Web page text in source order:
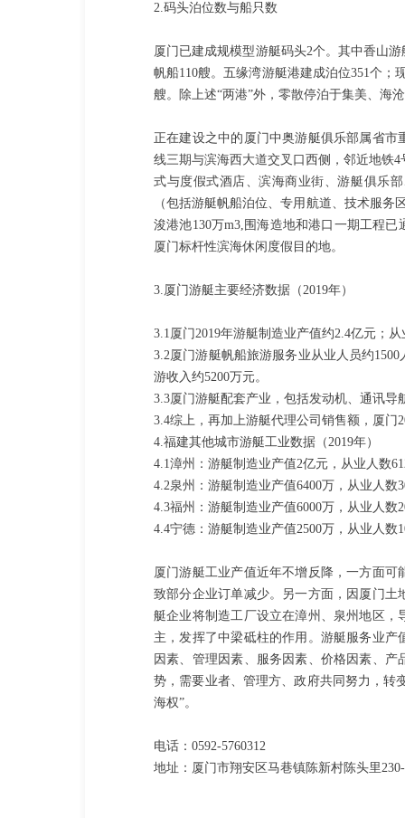
2.码头泊位数与船只数
厦门已建成规模型游艇码头2个。其中香山
帆船110艘。五缘湾游艇港建成泊位351个；
艘。除上述“两港”外，零散停泊于集美、海
正在建设之中的厦门中奥游艇俱乐部属省
线三期与滨海西大道交叉口西侧，邻近地铁
式与度假式酒店、滨海商业街、游艇俱乐
（包括游艇帆船泊位、专用航道、技术服
浚港池130万m3,围海造地和港口一期工程
厦门标杆性滨海休闲度假目的地。
3.厦门游艇主要经济数据（2019年）
3.1厦门2019年游艇制造业产值约2.4亿元；
3.2厦门游艇帆船旅游服务业从业人员约
游收入约5200万元。
3.3厦门游艇配套产业，包括发动机、通讯导
3.4综上，再加上游艇代理公司销售额，厦门
4.福建其他城市游艇工业数据（2019年）
4.1漳州：游艇制造业产值2亿元，从业人数
4.2泉州：游艇制造业产值6400万，从业人数
4.3福州：游艇制造业产值6000万，从业人数
4.4宁德：游艇制造业产值2500万，从业人数
厦门游艇工业产值近年不增反降，一方面
致部分企业订单减少。另一方面，因厦门
艇企业将制造工厂设立在漳州、泉州地区
主，发挥了中梁砥柱的作用。游艇服务业
因素、管理因素、服务因素、价格因素、
势，需要业者、管理方、政府共同努力，转
海权”。
电话：0592-5760312
地址：厦门市翔安区马巷镇陈新村陈头里